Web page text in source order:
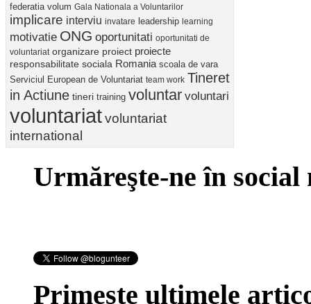
federatia volum Gala Nationala a Voluntarilor
implicare interviu invatare leadership learning
motivatie ONG oportunitati oportunitati de
voluntariat organizare proiect proiecte
responsabilitate sociala Romania scoala de vara
Serviciul European de Voluntariat team work Tineret
in Actiune tineri training voluntar voluntari
voluntariatvoluntariat
international
Urmăreşte-ne în social
Primeşte ultimele